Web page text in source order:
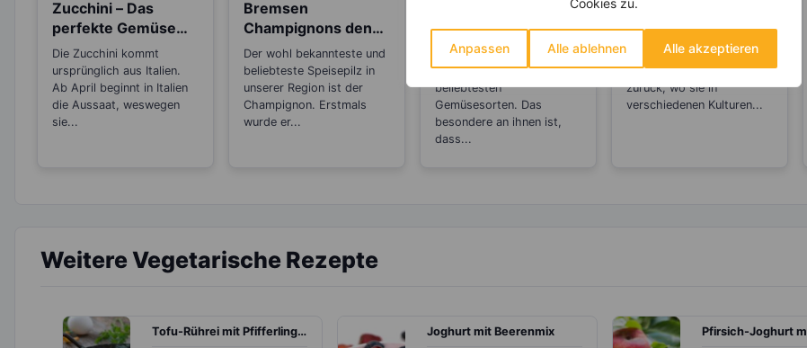
Anpassen Alle ablehnen Alle akzeptieren
Zucchini – Das
perfekte Gemüse
zum Abnehmen
Die Zucchini kommt
ursprünglich aus Italien.
Ab April beginnt in Italien
die Aussaat, weswegen
sie...
Bremsen
Champignons den
Alterungsprozess
aus?
Der wohl bekannteste und
beliebteste Speisepilz in
unserer Region ist der
Champignon. Erstmals
wurde er...
Eignen sich Karotten
oder Möhren zum
Abnehmen?
Karotten bzw. Möhren
gehören mit zu den
beliebtesten
Gemüsesorten. Das
besondere an ihnen ist,
dass...
Kennst du die
Unterschiede
zwischen Brühe,
Fond und Bouillon?
Die Geschichte der Brühe
reicht bis in die Antike
zurück, wo sie in
verschiedenen Kulturen...
Weitere Vegetarische Rezepte
Tofu-Rührei mit Pfifferlingen Joghurt mit Beerenmix